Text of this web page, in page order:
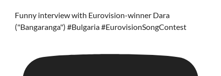
Funny interview with Eurovision-winner Dara
("Bangaranga") #Bulgaria #EurovisionSongContest